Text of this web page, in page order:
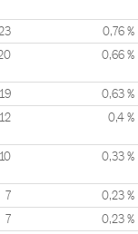
0,76 %
0,66 %
19 0,63 %
12 0,4 %
10 0,33 %
7 0,23 %
7 0,23 %